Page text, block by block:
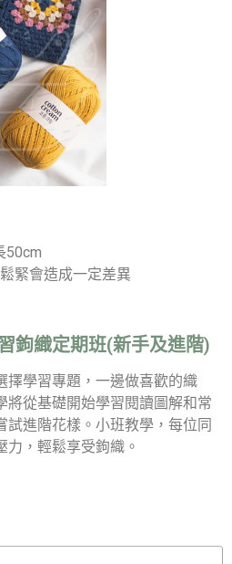
50cm
緊會造成一定差異
鉤織定期班(新手及進階)
擇學習專題，一邊做喜歡的織
將從基礎開始學習閱讀圖解和常
試進階花樣。小班教學，每位同
力，輕鬆享受鉤織。